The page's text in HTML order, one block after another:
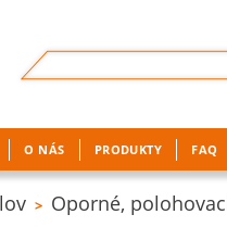
O NÁS PRODUKTY FAQ
> Oporné,